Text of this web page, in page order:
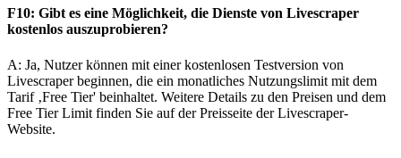
F10: Gibt es eine Möglichkeit, die Dienste von Livescraper
kostenlos auszuprobieren?
A: Ja, Nutzer können mit einer kostenlosen Testversion von
Livescraper beginnen, die ein monatliches Nutzungslimit mit dem
Tarif ‚Free Tier' beinhaltet. Weitere Details zu den Preisen und dem
Free Tier Limit finden Sie auf der Preisseite der Livescraper-
Website.